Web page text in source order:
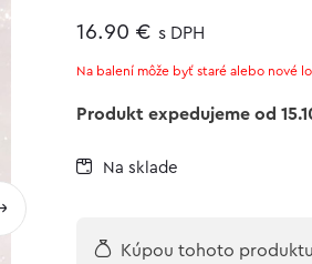
5.00z 5 na
zákazníckych
16.90€ s DPH
Na balení môže byť staré alebo nové
Produkt expedujeme od
Na sklade
Kúpou tohoto